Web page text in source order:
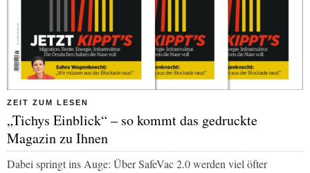
ZEIT ZUM LESEN
„Tichys Einblick“ – so kommt das gedruckte
Magazin zu Ihnen
Dabei springt ins Auge: Über SafeVac 2.0 werden viel öfter